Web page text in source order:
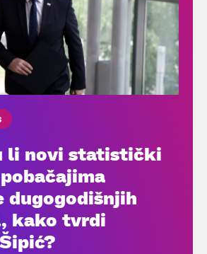
li novi statistički
dugogodišnjih
kako tvrdi